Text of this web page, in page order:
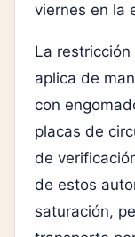
viernes en la
La
aplica de
con
placas de
de
de estos
saturación,